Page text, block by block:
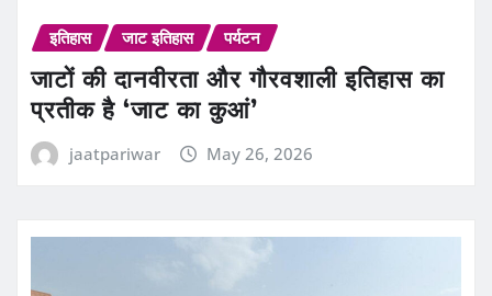
इतिहास जाट इतिहास पर्यटन
जाटों की दानवीरता और गौरवशाली इतिहास का
प्रतीक है ‘जाट का कुआं’
jaatpariwar May 26, 2026